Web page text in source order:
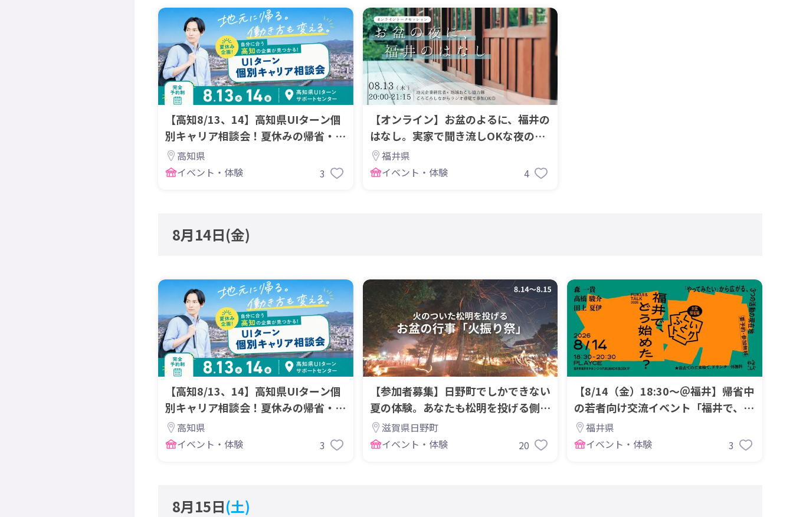
【高知8/13、14】高知県UIターン個
別キャリア相談会！夏休みの帰省・滞
在中に相談しよう
高知県
イベント・体験
3
【オンライン】お盆のよるに、福井の
はなし。実家で聞き流しOKな夜のト
ーク会
福井県
イベント・体験
4
8月14日(金)
【高知8/13、14】高知県UIターン個
別キャリア相談会！夏休みの帰省・滞
在中に相談しよう
高知県
イベント・体験
3
【参加者募集】日野町でしかできない
夏の体験。あなたも松明を投げる側に
なりませんか？
滋賀県日野町
イベント・体験
20
【8/14（金）18:30～＠福井】帰省中
の若者向け交流イベント「福井で、ど
う始めた？」
福井県
イベント・体験
3
8月15日(土)